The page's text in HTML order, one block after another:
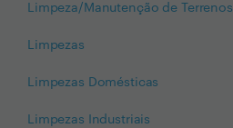
Limpeza/Manutenção de Terrenos
Limpezas
Limpezas Domésticas
Limpezas Industriais